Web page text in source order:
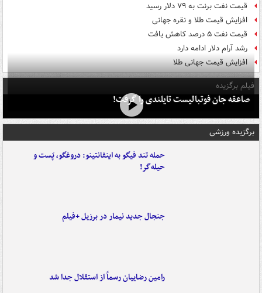
قیمت نفت برنت به ۷۹ دلار رسید
افزایش قیمت طلا و نقره جهانی
قیمت نفت ۵ درصد کاهش یافت
رشد آرام دلار ادامه دارد
افزایش قیمت جهانی طلا
فیلم برگزیده
صاعقه جان فوتبالیست تایلندی را گرفت!
برگزیده ورزشی
حمله تند فیگو به اینفانتینو: دروغگو، پَست‌ و
حیله‌گر!
جنجال جدید نیمار در برزیل +فیلم
رامین رضاییان رسماً از استقلال جدا شد